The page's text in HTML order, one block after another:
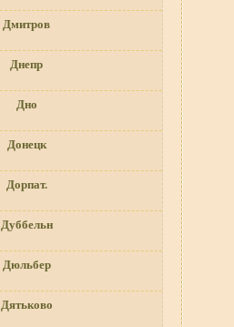
Дмитров
Днепр
Дно
Донецк
Дорпат.
Дуббельн
Дюльбер
Дятьково